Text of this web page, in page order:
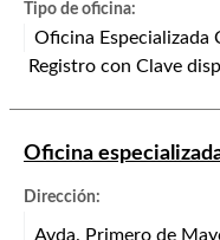
Tipo de oficina:
Oficina Especializada
Registro con Clave
Oficina
Dirección:
Avda. Primero de